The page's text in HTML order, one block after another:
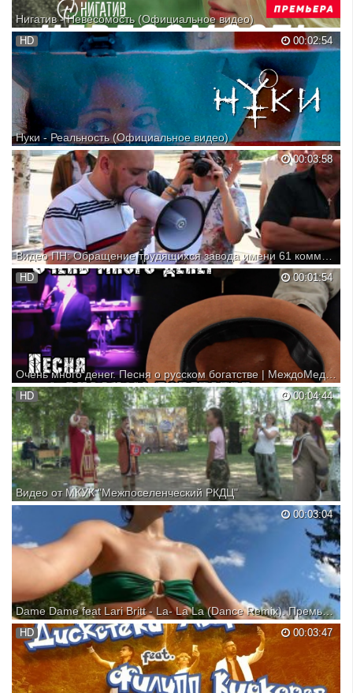
Нигатив - Невесомость (Официальное видео)
Отдельное спасибо - Зоя Бербер «Невесомость» - одна из самых
самобытных песен на моем альбоме. Эта история, которая, из
сугубо романтического настроения самой композиции, уводит ее
восприятие в сторону драматизма и некой трагичности». Альбо...
00:02:54
HD
Нуки - Реальность (Официальное видео)
Официальное видео формации НУКИ на трек Реальность!
Режиссер, оператор: Илья Туз Монтаж: Илья Туз, Sasha Stone,
Дария Ставрович, Андрей Острав. Продюсер: Василий Феофанов
Присоединяйся к Нуки в интернете / Join us:
00:03:58
Видео ПН: Обращение трудящихся завода имени 61 коммунара
Николаев, 11 июня 2013 года, очередной пикет работников ГП
"Судостроительный завод имени 61 коммунара" На видео: Евгений
Голышкин, движение "Боротьба".
00:01:54
HD
Очень много денег. Песня о русском богатстве | МеждоМедиа Групп
00:04:44
HD
Видео от МКУК "Межпоселенческий РКДЦ"
00:03:04
Dame Dame feat Lari Britt - La- La La (Dance Remix). Премьера видео клипа. Новинка 2021.
Новый музыкальный ремикс от популярного Ди-джея Lari Britt.
Супер мега хит 2021 года. Современная музыка для танцевальной
вечеринки, кафе, ресторана, дома или авто.
00:03:47
HD